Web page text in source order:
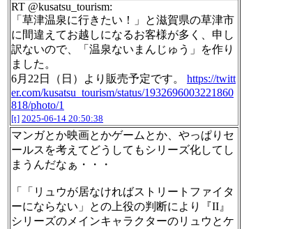
RT @kusatsu_tourism:
「草津温泉に行きたい！」と滋賀県の草津市
に間違えてお越しになるお客様が多く、申し
訳ないので、「温泉ないまんじゅう」を作り
ました。
6月22日（日）より販売予定です。 https://twitt
er.com/kusatsu_tourism/status/1932696003221860
818/photo/1
[t] 2025-06-14 20:50:38
マンガとか映画とかゲームとか、やっぱりセ
ールスを考えてどうしてもシリーズ化してし
まうんだなぁ・・・
「「リュウが居なければストリートファイタ
ーにならない」との上役の判断により『II』
シリーズのメインキャラクターのリュウとケ